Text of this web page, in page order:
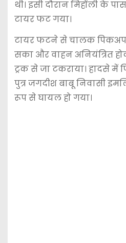
थी। इसी दौरान मिहोंली के
टायर फट गया।
टायर फटने से चालक पिकअप
सका और वाहन अनियंत्रित
ट्रक से जा टकराया। हादसे
पुत्र जगदीश बाबू निवासी
रूप से घायल हो गया।